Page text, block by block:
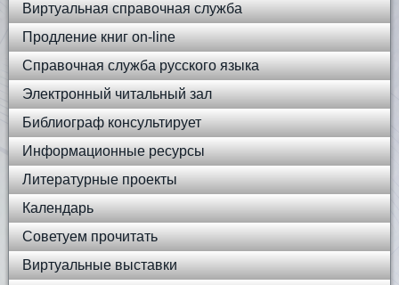
Виртуальная справочная служба
Продление книг on-line
Справочная служба русского языка
Электронный читальный зал
Библиограф консультирует
Информационные ресурсы
Литературные проекты
Календарь
Советуем прочитать
Виртуальные выставки